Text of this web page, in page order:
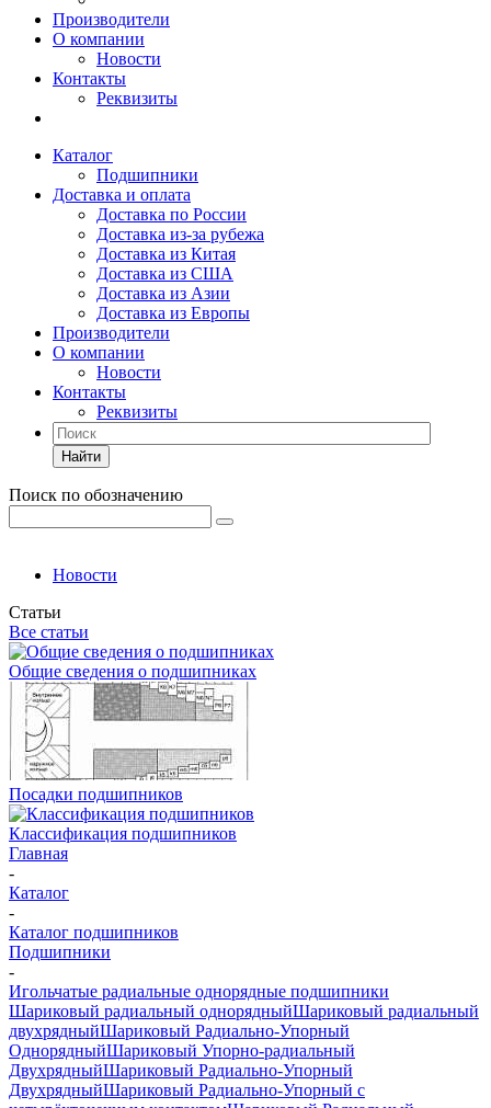
Производители
О компании
Новости
Контакты
Реквизиты
Каталог
Подшипники
Доставка и оплата
Доставка по России
Доставка из-за рубежа
Доставка из Китая
Доставка из США
Доставка из Азии
Доставка из Европы
Производители
О компании
Новости
Контакты
Реквизиты
Найти
Поиск по обозначению
Новости
Статьи
Все статьи
Общие сведения о подшипниках
Посадки подшипников
Классификация подшипников
Главная
-
Каталог
-
Каталог подшипников
Подшипники
-
Игольчатые радиальные однорядные подшипники
Шариковый радиальный однорядныйШариковый радиальный
двухрядныйШариковый Радиально-Упорный
ОднорядныйШариковый Упорно-радиальный
ДвухрядныйШариковый Радиально-Упорный
ДвухрядныйШариковый Радиально-Упорный с